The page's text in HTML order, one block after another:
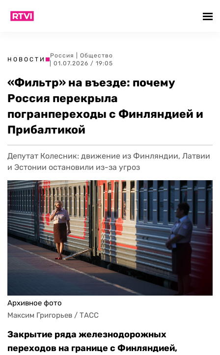
НОВОСТИ
Россия
Общество
| 01.07.2026 / 19:05
«Фильтр» на въезде: почему
Россия перекрыла
погранпереходы с Финляндией и
Прибалтикой
Депутат Колесник: движение из Финляндии, Латвии
и Эстонии остановили из-за угроз
Архивное фото
Максим Григорьев / ТАСС
Закрытие ряда железнодорожных
переходов на границе с Финляндией,